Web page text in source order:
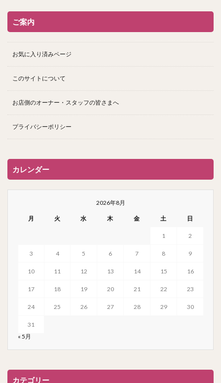
ご案内
お気に入り済みページ
このサイトについて
お店側のオーナー・スタッフの皆さまへ
プライバシーポリシー
カレンダー
2026年8月
月 火 水 木 金 土 日
1 2
3 4 5 6 7 8 9
10 11 12 13 14 15 16
17 18 19 20 21 22 23
24 25 26 27 28 29 30
31
« 5月
カテゴリー